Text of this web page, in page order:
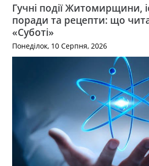
Гучні події Житомирщини,
поради та рецепти: що
«Суботі»
Понеділок, 10 Серпня, 2026